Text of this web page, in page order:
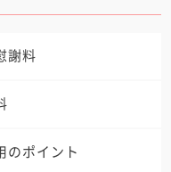
謝料
のポイント